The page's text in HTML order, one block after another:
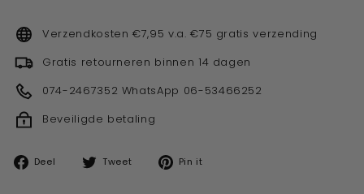
Verzendkosten €7,95 v.a. €75 gratis verzending
Gratis retourneren binnen 14 dagen
074-2467352 WhatsApp 06-53466252
Beveiligde betaling
Deel
Deel
Tweet
Tweet Pin it